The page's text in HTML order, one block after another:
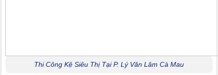
Thi Công Kệ Siêu Thị Tại P. Lý Văn Lâm Cà Mau